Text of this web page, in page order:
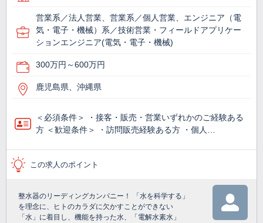
営業系／法人営業、営業系／個人営業、エンジニア（電
気・電子・機械）系／技術営業・フィールドアプリケー
ションエンジニア(電気・電子・機械)
300万円～600万円
鹿児島県、沖縄県
＜必須条件＞ ・接客・販売・営業いずれかのご経験ある
方 ＜歓迎条件＞ ・訪問販売経験ある方 ・個人…
この求人のポイント
整水器のリーディングカンパニー！ 「水を科学する」
を理念に、ヒトのカラダに欠かすことができない
「水」に着目し、機能を持った水、「電解水素水」